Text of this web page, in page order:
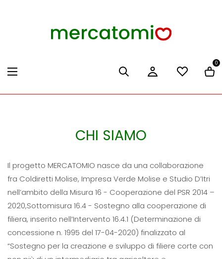
0
CHI SIAMO
Il progetto MERCATOMIO nasce da una collaborazione
fra Coldiretti Molise, Impresa Verde Molise e Studio D’Itri
nell’ambito della Misura 16 - Cooperazione del PSR 2014 –
2020,Sottomisura 16.4 - Sostegno alla cooperazione di
filiera, inserito nell’Intervento 16.4.1 (Determinazione di
concessione n. 1995 del 17-04-2020) finalizzato al
“Sostegno per la creazione e sviluppo di filiere corte con